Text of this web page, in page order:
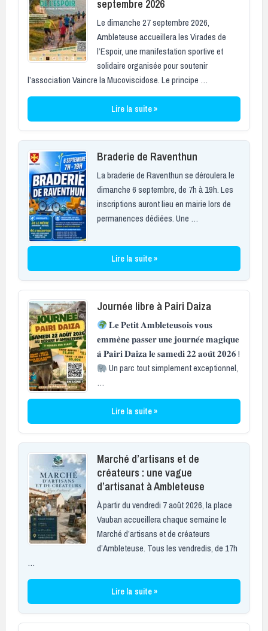
septembre 2026
Le dimanche 27 septembre 2026,
Ambleteuse accueillera les Virades de
l’Espoir, une manifestation sportive et
solidaire organisée pour soutenir
l’association Vaincre la Mucoviscidose. Le principe …
Lire la suite »
Braderie de Raventhun
La braderie de Raventhun se déroulera le
dimanche 6 septembre, de 7h à 19h. Les
inscriptions auront lieu en mairie lors de
permanences dédiées. Une …
Lire la suite »
Journée libre à Pairi Daiza
𝐋𝐞 𝐏𝐞𝐭𝐢𝐭 𝐀𝐦𝐛𝐥𝐞𝐭𝐞𝐮𝐬𝐨𝐢𝐬 𝐯𝐨𝐮𝐬
𝐞𝐦𝐦𝐞̀𝐧𝐞 𝐩𝐚𝐬𝐬𝐞𝐫 𝐮𝐧𝐞 𝐣𝐨𝐮𝐫𝐧𝐞́𝐞 𝐦𝐚𝐠𝐢𝐪𝐮𝐞
𝐚̀ 𝐏𝐚𝐢𝐫𝐢 𝐃𝐚𝐢𝐳𝐚 𝐥𝐞 𝐬𝐚𝐦𝐞𝐝𝐢 𝟐𝟐 𝐚𝐨𝐮̂𝐭 𝟐𝟎𝟐𝟔 !
Un parc tout simplement exceptionnel,
…
Lire la suite »
Marché d’artisans et de
créateurs : une vague
d’artisanat à Ambleteuse
À partir du vendredi 7 août 2026, la place
Vauban accueillera chaque semaine le
Marché d’artisans et de créateurs
d’Ambleteuse. Tous les vendredis, de 17h
…
Lire la suite »